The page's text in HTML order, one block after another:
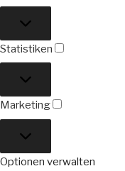
Statistiken
Marketing
Optionen verwalten